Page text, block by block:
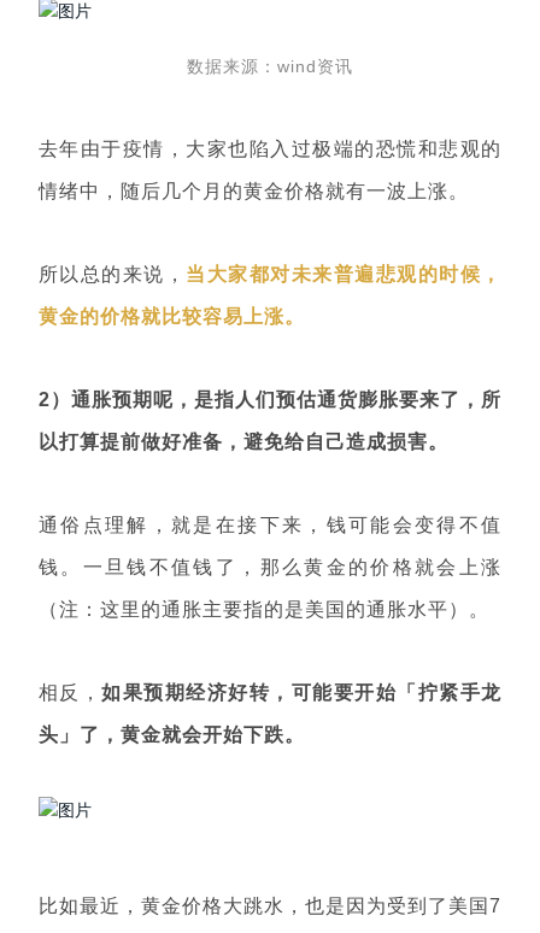
数据来源：wind资讯
去年由于疫情，大家也陷入过极端的恐慌和悲观的
情绪中，随后几个月的黄金价格就有一波上涨。
所以总的来说， 当大家都对未来普遍悲观的时候，
黄金的价格就比较容易上涨。
2）通胀预期呢，是指人们预估通货膨胀要来了，所
以打算提前做好准备，避免给自己造成损害。
通俗点理解，就是在接下来，钱可能会变得不值
钱。一旦钱不值钱了，那么黄金的价格就会上涨
（注：这里的通胀主要指的是美国的通胀水平）。
相反，如果预期经济好转，可能要开始「拧紧手龙
头」了，黄金就会开始下跌。
比如最近，黄金价格大跳水，也是因为受到了美国7